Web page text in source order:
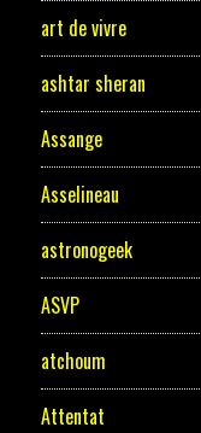
art de vivre
ashtar sheran
Assange
Asselineau
astronogeek
ASVP
atchoum
Attentat